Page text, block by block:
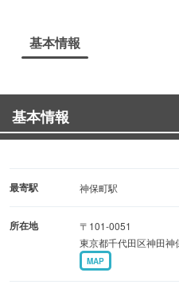
基本情報
基本情報
最寄駅 神保町駅
所在地
〒101-0051
東京都千代田区神田神
MAP